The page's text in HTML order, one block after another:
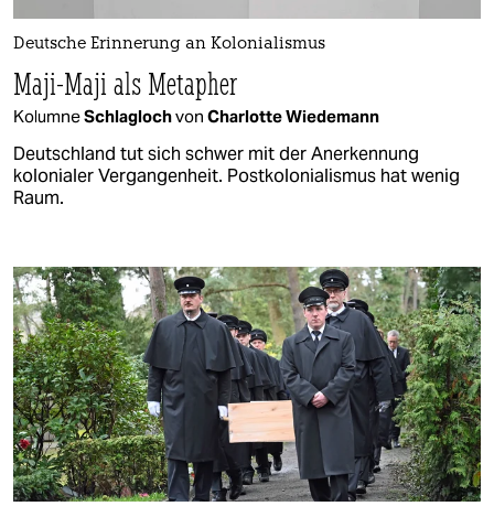
Deutsche Erinnerung an Kolonialismus
Maji-Maji als Metapher
KolumneSchlaglochvon Charlotte Wiedemann
Deutschland tut sich schwer mit der Anerkennung
kolonialer Vergangenheit. Postkolonialismus hat wenig
Raum.